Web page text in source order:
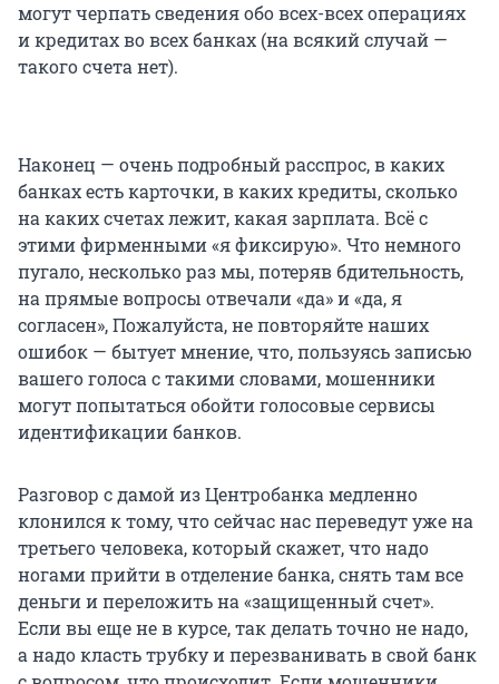
могут черпать сведения обо всех-всех операциях
и кредитах во всех банках (на всякий случай —
такого счета нет).
Наконец — очень подробный расспрос, в каких
банках есть карточки, в каких кредиты, сколько
на каких счетах лежит, какая зарплата. Всё с
этими фирменными «я фиксирую». Что немного
пугало, несколько раз мы, потеряв бдительность,
на прямые вопросы отвечали «да» и «да, я
согласен», Пожалуйста, не повторяйте наших
ошибок — бытует мнение, что, пользуясь записью
вашего голоса с такими словами, мошенники
могут попытаться обойти голосовые сервисы
идентификации банков.
Разговор с дамой из Центробанка медленно
клонился к тому, что сейчас нас переведут уже на
третьего человека, который скажет, что надо
ногами прийти в отделение банка, снять там все
деньги и переложить на «защищенный счет».
Если вы еще не в курсе, так делать точно не надо,
а надо класть трубку и перезванивать в свой банк